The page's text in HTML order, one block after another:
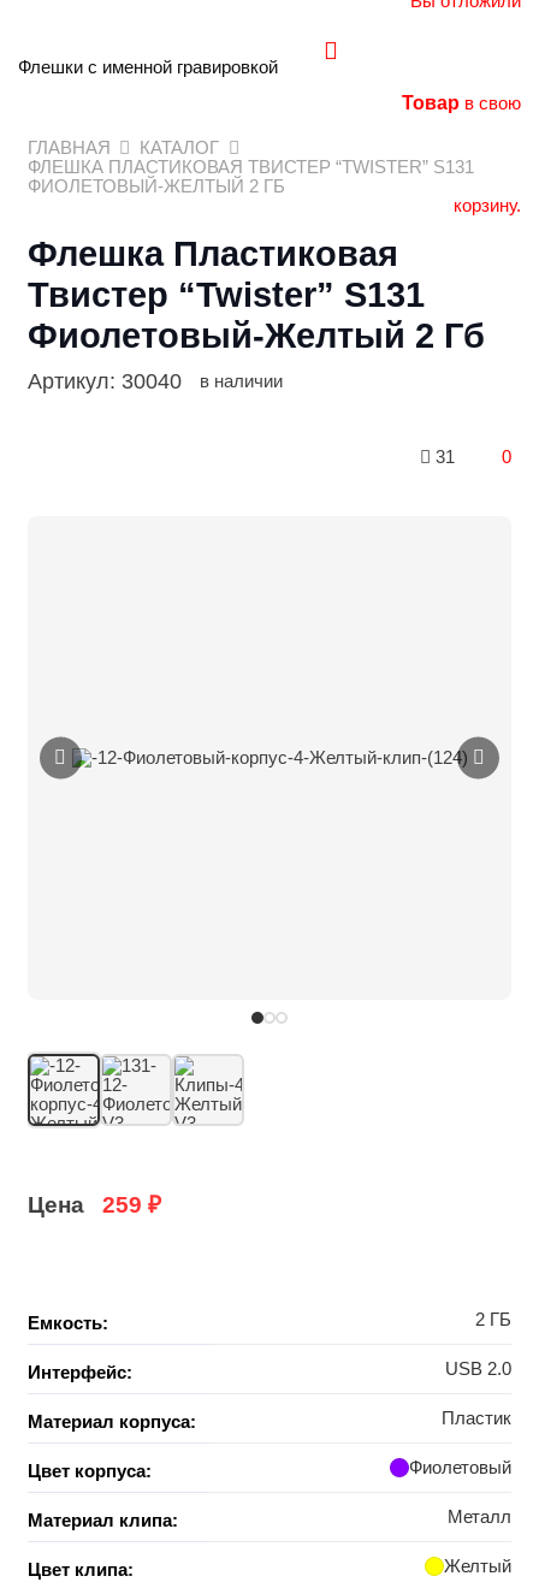
Флешки с именной гравировкой
Товарв свою
корзину.
ГЛАВНАЯ
КАТАЛОГ
ФЛЕШКА ПЛАСТИКОВАЯ ТВИСТЕР “TWISTER” S131
ФИОЛЕТОВЫЙ-ЖЕЛТЫЙ 2 ГБ
Флешка Пластиковая
Твистер “Twister” S131
Фиолетовый-Желтый 2 Гб
Артикул: 30040 в наличии
31 0
Цена 259₽
Емкость: 2 ГБ
Интерфейс: USB 2.0
Материал корпуса: Пластик
Цвет корпуса: Фиолетовый
Материал клипа: Металл
Цвет клипа: Желтый